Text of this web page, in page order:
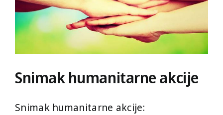
Snimak humanitarne akcije
Snimak humanitarne akcije: